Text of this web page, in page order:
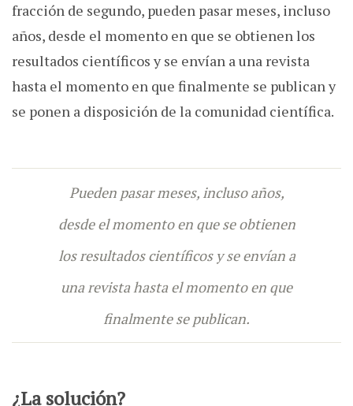
fracción de segundo, pueden pasar meses, incluso
años, desde el momento en que se obtienen los
resultados científicos y se envían a una revista
hasta el momento en que finalmente se publican y
se ponen a disposición de la comunidad científica.
Pueden pasarmeses, incluso años,
desde el momento en que se obtienen
los resultados científicos y se envían a
una revista hasta el momento en que
finalmente se publican.
¿La solución?